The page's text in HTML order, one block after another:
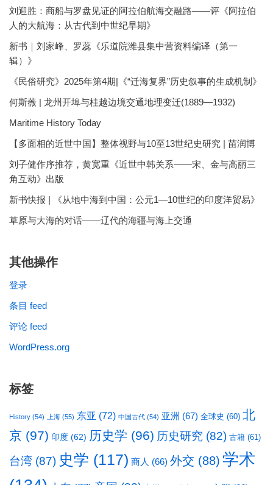
刘迎胜：商船与罗盘见证的阿拉伯航海交融路——评《阿拉伯
人的大航海：从古代到中世纪早期》
新书｜刘家峰、罗蕊《乐道院潍县集中营资料编译（第一
辑）》
《民俗研究》2025年第4期|《“迁海复界”历史叙事的生成机制》
何斯薇 | 龙州开埠与桂越边境交通地理变迁(1889—1932)
Maritime History Today
【多面相的近世中国】整体视野与10至13世纪史研究 | 苗润博
刘子健作序推荐，黄宽重《近世中韩关系——宋、金与高丽三
角互动》出版
新书快报 | 《从地中海到中国：公元1—10世纪的印度洋贸易》
草原与大海的对话——辽代的海疆与海上交通
其他操作
登录
条目 feed
评论 feed
WordPress.org
标签
History (54) 上海 (55) 东亚 (72) 中国古代 (54) 亚洲 (67) 全球史 (60) 北
京 (97) 印度 (62) 历史学 (96) 历史研究 (82) 古籍 (61)
台湾 (87) 史学 (117) 商人 (66) 外交 (88) 学术